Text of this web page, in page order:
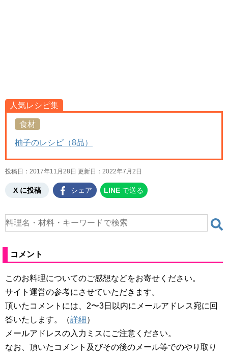
人気レシピ集
食材
柚子のレシピ（8品）
投稿日：2017年11月28日 更新日： 2022年7月2日
X に投稿 シェア LINE で送る
コメント
このお料理についてのご感想などをお寄せください。
サイト運営の参考にさせていただきます。
頂いたコメントには、2〜3日以内にメールアドレス宛に回
答いたします。（詳細）
メールアドレスの入力ミスにご注意ください。
なお、頂いたコメント及びその後のメール等でのやり取り